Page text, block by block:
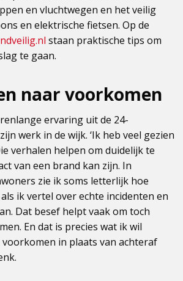
en vluchtwegen en het veilig
en elektrische fietsen. Op de
staan praktische tips om
te gaan.
naar voorkomen
ervaring uit de 24-
werk in de wijk. ‘Ik heb veel gezien
verhalen helpen om duidelijk te
van een brand kan zijn. In
zie ik soms letterlijk hoe
ik vertel over echte incidenten en
Dat besef helpt vaak om toch
En dat is precies wat ik wil
in plaats van achteraf